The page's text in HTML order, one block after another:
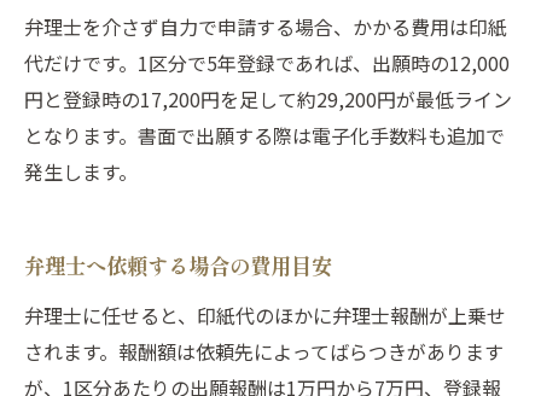
弁理士を介さず自力で申請する場合、かかる費用は印紙
代だけです。1区分で5年登録であれば、出願時の12,000
円と登録時の17,200円を足して約29,200円が最低ライン
となります。書面で出願する際は電子化手数料も追加で
発生します。
弁理士へ依頼する場合の費用目安
弁理士に任せると、印紙代のほかに弁理士報酬が上乗せ
されます。報酬額は依頼先によってばらつきがあります
が、1区分あたりの出願報酬は1万円から7万円、登録報